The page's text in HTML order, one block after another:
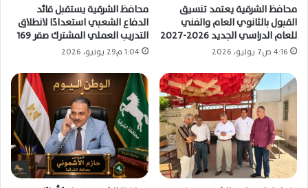
محافظ الشرقية يعتمد تنسيق
القبول بالثانوي العام والفني
للعام الدراسي الجديد 2026-2027
4:16 ص7 يوليو، 2026
محافظ الشرقية يستقبل قائد
الدفاع الشعبي استعدادًا لانطلاق
التدريب العملي المشترك صقر 169
1:04 م29 يونيو، 2026